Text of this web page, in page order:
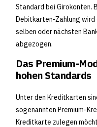
Standard bei Girokonten.
Debitkarten-Zahlung wird
selben oder nächsten
abgezogen.
Das Premium-
hohen Standards⁣
Unter den Kreditkarten
sogenannten Premium-
Kreditkarte zulegen